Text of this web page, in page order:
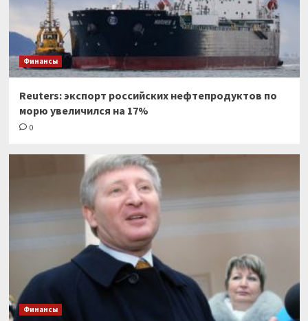
Финансы
Reuters: экспорт российских нефтепродуктов по
морю увеличился на 17%
0
Финансы